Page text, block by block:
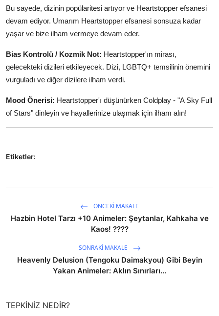
Bu sayede, dizinin popülaritesi artıyor ve Heartstopper efsanesi
devam ediyor. Umarım Heartstopper efsanesi sonsuza kadar
yaşar ve bize ilham vermeye devam eder.
Bias Kontrolü / Kozmik Not: Heartstopper'ın mirası,
gelecekteki dizileri etkileyecek. Dizi, LGBTQ+ temsilinin önemini
vurguladı ve diğer dizilere ilham verdi.
Mood Önerisi: Heartstopper'ı düşünürken Coldplay - "A Sky Full
of Stars" dinleyin ve hayallerinize ulaşmak için ilham alın!
Etiketler:
ÖNCEKI MAKALE
Hazbin Hotel Tarzı +10 Animeler: Şeytanlar, Kahkaha ve
Kaos! ????
SONRAKI MAKALE
Heavenly Delusion (Tengoku Daimakyou) Gibi Beyin
Yakan Animeler: Aklın Sınırları...
TEPKINIZ NEDIR?